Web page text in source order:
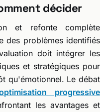
décider
et refonte complète
des problèmes identifiés
doit intégrer les
et stratégiques pour
qu'émotionnel. Le débat
progressive
les avantages et